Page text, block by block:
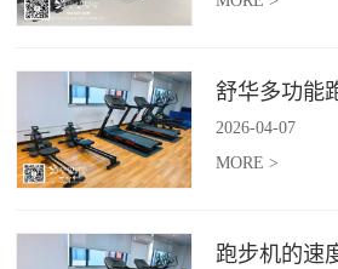
2026-04-07
MORE >